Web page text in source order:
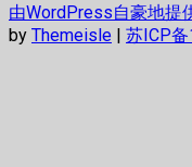
由WordPress自豪地提
by Themeisle | 苏ICP